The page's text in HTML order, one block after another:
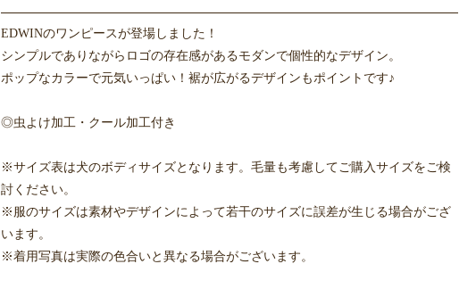
EDWINのワンピースが登場しました！
シンプルでありながらロゴの存在感があるモダンで個性的なデザイン。
ポップなカラーで元気いっぱい！裾が広がるデザインもポイントです♪
◎虫よけ加工・クール加工付き
※サイズ表は犬のボディサイズとなります。毛量も考慮してご購入サイズをご検
討ください。
※服のサイズは素材やデザインによって若干のサイズに誤差が生じる場合がござ
います。
※着用写真は実際の色合いと異なる場合がございます。